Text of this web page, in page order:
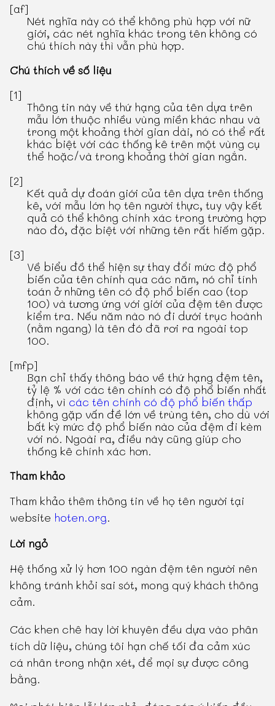
[af]
Nét nghĩa này có thể không phù hợp với nữ
giới, các nét nghĩa khác trong tên không có
chú thích này thì vẫn phù hợp.
Chú thích về số liệu
[1]
Thông tin này về thứ hạng của tên dựa trên
mẫu lớn thuộc nhiều vùng miền khác nhau và
trong một khoảng thời gian dài, nó có thể rất
khác biệt với các thống kê trên một vùng cụ
thể hoặc/và trong khoảng thời gian ngắn.
[2]
Kết quả dự đoán giới của tên dựa trên thống
kê, với mẫu lớn họ tên người thực, tuy vậy kết
quả có thể không chính xác trong trường hợp
nào đó, đặc biệt với những tên rất hiếm gặp.
[3]
Về biểu đồ thể hiện sự thay đổi mức độ phổ
biến của tên chính qua các năm, nó chỉ tính
toán ở những tên có độ phổ biến cao (top
100) và tương ứng với giới của đệm tên được
kiểm tra. Nếu năm nào nó đi dưới trục hoành
(nằm ngang) là tên đó đã rơi ra ngoài top
100.
[mfp]
Bạn chỉ thấy thông báo về thứ hạng đệm tên,
tỷ lệ % với các tên chính có độ phổ biến nhất
định, vì các tên chính có độ phổ biến thấp
không gặp vấn đề lớn về trùng tên, cho dù với
bất kỳ mức độ phổ biến nào của đệm đi kèm
với nó. Ngoài ra, điều này cũng giúp cho
thống kê chính xác hơn.
Tham khảo
Tham khảo thêm thông tin về họ tên người tại
website hoten.org.
Lời ngỏ
Hệ thống xử lý hơn 100 ngàn đệm tên người nên
không tránh khỏi sai sót, mong quý khách thông
cảm.
Các khen chê hay lời khuyên đều dựa vào phân
tích dữ liệu, chúng tôi hạn chế tối đa cảm xúc
cá nhân trong nhận xét, để mọi sự được công
bằng.